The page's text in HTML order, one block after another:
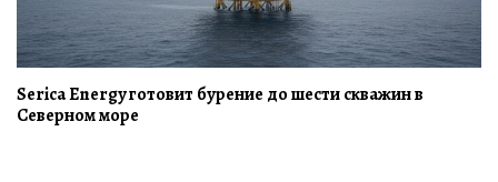
Serica Energy готовит бурение до шести скважин в
Северном море